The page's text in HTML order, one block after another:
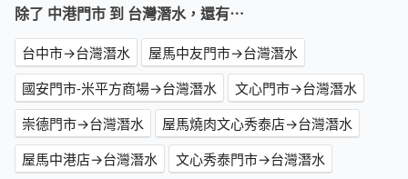
除了 中港門市 到 台灣潛水，還有⋯
台中市→台灣潛水
屋馬中友門市→台灣潛水
國安門市-米平方商場→台灣潛水
文心門市→台灣潛水
崇德門市→台灣潛水
屋馬燒肉文心秀泰店→台灣潛水
屋馬中港店→台灣潛水
文心秀泰門市→台灣潛水